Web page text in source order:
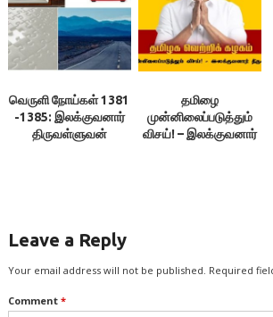
வெருளி நோய்கள் 1381
-1385: இலக்குவனார்
திருவள்ளுவன்
தமிழை
முன்னிலைப்படுத்தும்
விசய்! – இலக்குவனார்
Leave a Reply
Your email address will not be published. Required
Comment *